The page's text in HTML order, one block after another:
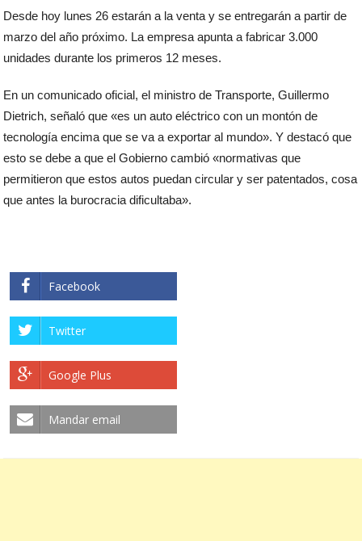
Desde hoy lunes 26 estarán a la venta y se entregarán a partir de
marzo del año próximo. La empresa apunta a fabricar 3.000
unidades durante los primeros 12 meses.
En un comunicado oficial, el ministro de Transporte, Guillermo
Dietrich, señaló que «es un auto eléctrico con un montón de
tecnología encima que se va a exportar al mundo». Y destacó que
esto se debe a que el Gobierno cambió «normativas que
permitieron que estos autos puedan circular y ser patentados, cosa
que antes la burocracia dificultaba».
Facebook
Twitter
Google Plus
Mandar email